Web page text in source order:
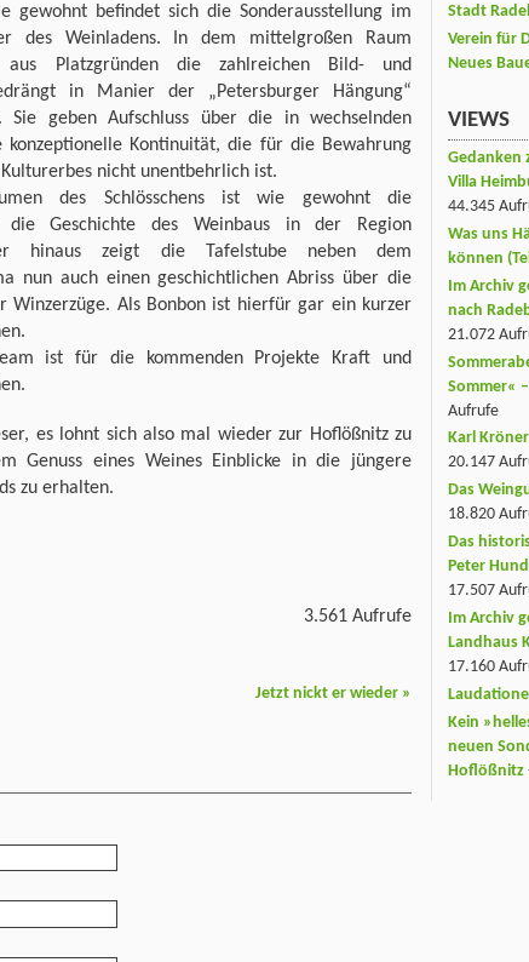
gewohnt befindet sich die Sonderausstellung im
des Weinladens. In dem mittelgroßen Raum
Platzgründen die zahlreichen Bild- und
in Manier der „Petersburger Hängung“
Sie geben Aufschluss über die in wechselnden
Kontinuität, die für die Bewahrung
nicht unentbehrlich ist.
des Schlösschens ist wie gewohnt die
die Geschichte des Weinbaus in der Region
hinaus zeigt die Tafelstube neben dem
nun auch einen geschichtlichen Abriss über die
Winzerzüge. Als Bonbon ist hierfür gar ein kurzer
ist für die kommenden Projekte Kraft und
es lohnt sich also mal wieder zur Hoflößnitz zu
Genuss eines Weines Einblicke in die jüngere
zu erhalten.
3.561 Aufrufe
Jetzt nickt er wieder »
Stadt
Verein für
Neues
VIEWS
Gedanken
Villa
44.345
Was uns
können
Im Archiv
nach
21.072
Sommer«
Aufrufe
Karl
20.147
Das
18.820
Das
Peter
17.507
Im Archiv
Landhaus
17.160
Kein
neuen
Hoflößnitz